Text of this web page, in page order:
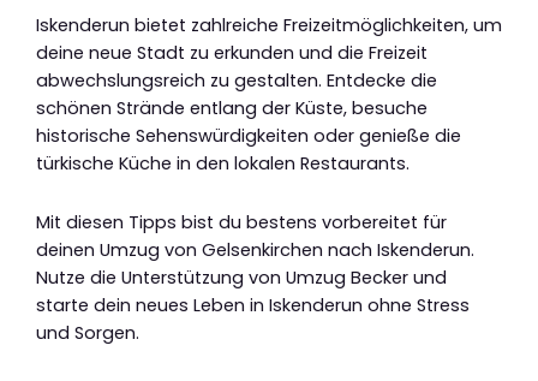
Iskenderun bietet zahlreiche Freizeitmöglichkeiten, um
deine neue Stadt zu erkunden und die Freizeit
abwechslungsreich zu gestalten. Entdecke die
schönen Strände entlang der Küste, besuche
historische Sehenswürdigkeiten oder genieße die
türkische Küche in den lokalen Restaurants.
Mit diesen Tipps bist du bestens vorbereitet für
deinen Umzug von Gelsenkirchen nach Iskenderun.
Nutze die Unterstützung von Umzug Becker und
starte dein neues Leben in Iskenderun ohne Stress
und Sorgen.